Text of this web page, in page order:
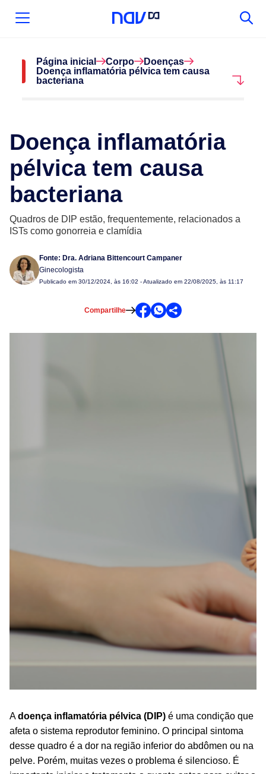
Página inicial Corpo
Doenças
Doença inflamatória pélvica tem causa
bacteriana
Doença inflamatória
pélvica tem causa
bacteriana
Quadros de DIP estão, frequentemente, relacionados a
ISTs como gonorreia e clamídia
Fonte: Dra. Adriana Bittencourt Campaner
Ginecologista
Publicado em 30/12/2024, às 16:02 - Atualizado em 22/08/2025, às 11:17
Compartilhe
Adoença inflamatória pélvica (DIP) é uma condição que
afeta o sistema reprodutor feminino. O principal sintoma
desse quadro é a dor na região inferior do abdômen ou na
pelve. Porém, muitas vezes o problema é silencioso. É